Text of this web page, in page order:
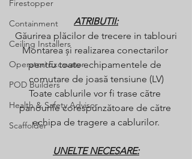
Firestopper
Containment
Ceiling Installers
Operatori Excavator
POD Builders
Health & Safety Advisor
Scaffolder
ATRIBUTII:
Găurirea plăcilor de trecere in tablouri
Montarea și realizarea conectarilor
pentru toate echipamentele de
comutare de joasă tensiune (LV)
Toate cablurile vor fi trase către
panourile corespunzătoare de către
echipa de tragere a cablurilor.
UNELTE NECESARE: